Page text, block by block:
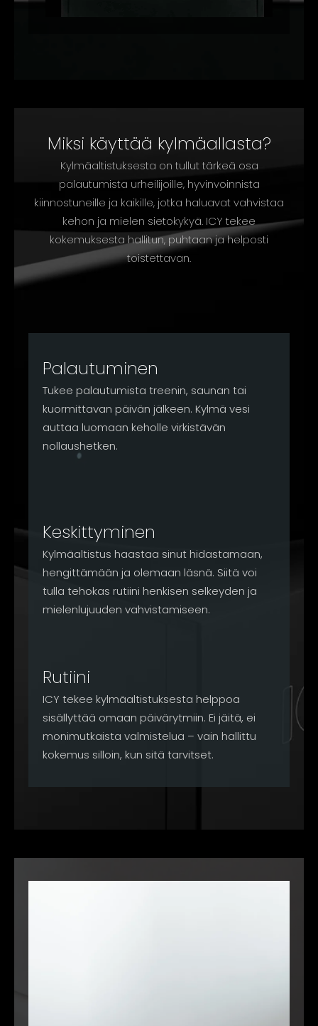
Miksi käyttää kylmäallasta?
Kylmäaltistuksesta on tullut tärkeä osa
palautumista urheilijoille, hyvinvoinnista
kiinnostuneille ja kaikille, jotka haluavat vahvistaa
kehon ja mielen sietokykyä. ICY tekee
kokemuksesta hallitun, puhtaan ja helposti
toistettavan.
Palautuminen
Tukee palautumista treenin, saunan tai
kuormittavan päivän jälkeen. Kylmä vesi
auttaa luomaan keholle virkistävän
nollaushetken.
Keskittyminen
Kylmäaltistus haastaa sinut hidastamaan,
hengittämään ja olemaan läsnä. Siitä voi
tulla tehokas rutiini henkisen selkeyden ja
mielenlujuuden vahvistamiseen.
Rutiini
ICY tekee kylmäaltistuksesta helppoa
sisällyttää omaan päivärytmiin. Ei jäitä, ei
monimutkaista valmistelua – vain hallittu
kokemus silloin, kun sitä tarvitset.